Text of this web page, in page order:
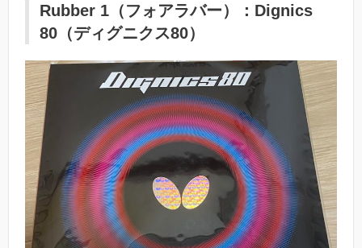
Rubber 1（フォアラバー）：Dignics
80（ディグニクス80）